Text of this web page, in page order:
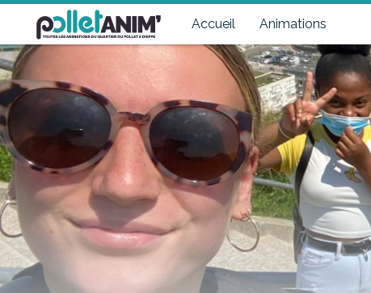
Accueil Animations
Pollet Anim'
Toutes les animations du quartier du Pollet à Dieppe